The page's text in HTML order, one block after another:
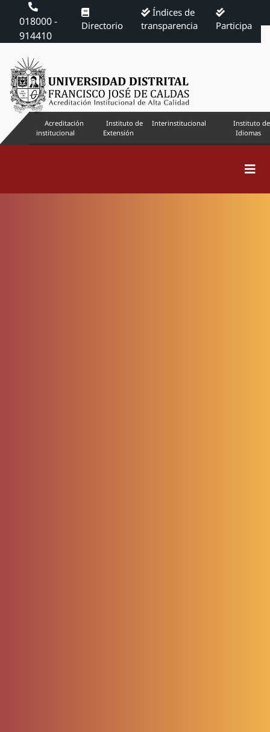
018000 -
914410
Directorio
Índices de
transparencia
Participa
Acreditación
institucional
Instituto de
Extensión
Interinstitucional
Instituto de
Idiomas